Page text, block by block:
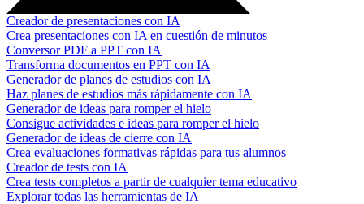
Creador de presentaciones con IA
Crea presentaciones con IA en cuestión de minutos
Conversor PDF a PPT con IA
Transforma documentos en PPT con IA
Generador de planes de estudios con IA
Haz planes de estudios más rápidamente con IA
Generador de ideas para romper el hielo
Consigue actividades e ideas para romper el hielo
Generador de ideas de cierre con IA
Crea evaluaciones formativas rápidas para tus alumnos
Creador de tests con IA
Crea tests completos a partir de cualquier tema educativo
Explorar todas las herramientas de IA